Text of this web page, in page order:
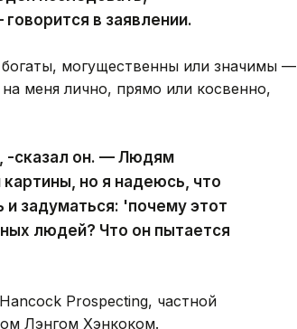
в заявлении.
могущественны или значимы —
меня лично, прямо или косвенно,
-сказал он. — Людям
но я надеюсь, что
задуматься: 'почему этот
людей? Что он пытается
Prospecting, частной
Лэнгом Хэнкоком.